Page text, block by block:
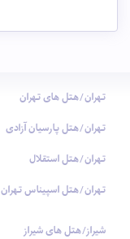
تهران/هتل های تهران
تهران/هتل پارسیان آزادی
تهران/هتل استقلال
تهران/هتل اسپیناس تهران
شیراز/هتل های شیراز